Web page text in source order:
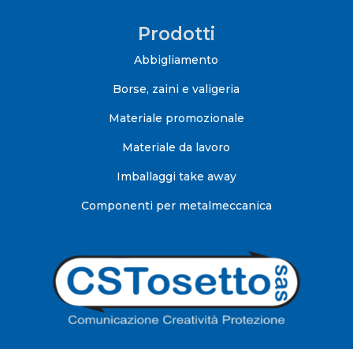
Prodotti
Abbigliamento
Borse, zaini e valigeria
Materiale promozionale
Materiale da lavoro
Imballaggi take away
Componenti per metalmeccanica